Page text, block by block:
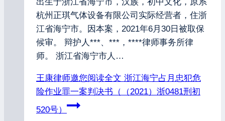
杭州正琪气体设备有限公司实际经营者，住浙
江省海宁市。因本案，2021年6月30日被取保
候审。 辩护人***、***，****律师事务所律
师。 浙江省海宁市人…
王康律师邀您阅读全文 浙江海宁占月忠犯危
险作业罪一案判决书（（2021）浙0481刑初
520号）